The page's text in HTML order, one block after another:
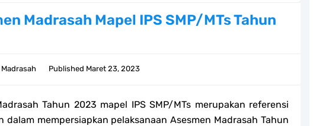
Kelas 3 SD/MI Semester 2 Kurikulum Merdeka Tahun 2026
WORKSPACE (GWS) Untuk Guru Madrasah
Madrasah Mapel IPS SMP/MTs Tahun
Published Maret 23, 2023
Tahun 2023 mapel IPS SMP/MTs merupakan referensi
dalam mempersiapkan pelaksanaan Asesmen Madrasah Tahun